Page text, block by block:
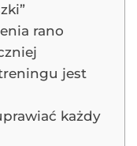
rano
jest
każdy